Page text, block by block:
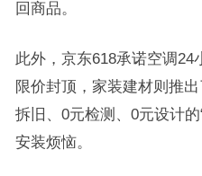
回商品。
此外，京东618承诺空调
限价封顶，家装建材则推
拆旧、0元检测、0元设计
安装烦恼。